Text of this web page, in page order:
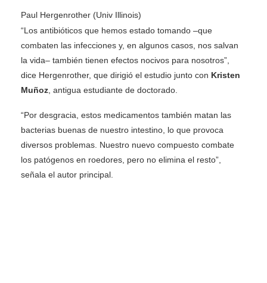
Paul Hergenrother (Univ Illinois)
“Los antibióticos que hemos estado tomando –que
combaten las infecciones y, en algunos casos, nos salvan
la vida– también tienen efectos nocivos para nosotros”,
dice Hergenrother, que dirigió el estudio junto con Kristen
Muñoz, antigua estudiante de doctorado.
“Por desgracia, estos medicamentos también matan las
bacterias buenas de nuestro intestino, lo que provoca
diversos problemas. Nuestro nuevo compuesto combate
los patógenos en roedores, pero no elimina el resto”,
señala el autor principal.